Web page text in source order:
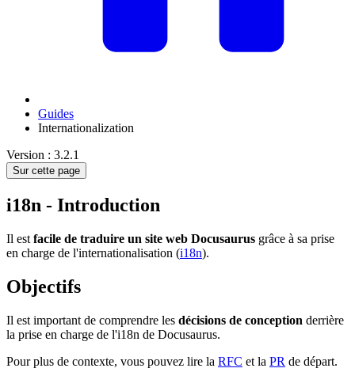
Guides
Internationalization
Version : 3.2.1
Sur cette page
i18n - Introduction
Il est facile de traduire un site web Docusaurus grâce à sa prise
en charge de l'internationalisation (i18n).
Objectifs
Il est important de comprendre les décisions de conception derrière
la prise en charge de l'i18n de Docusaurus.
Pour plus de contexte, vous pouvez lire la RFC et la PR de départ.